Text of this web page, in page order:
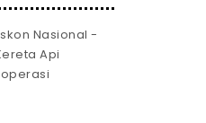
Nasional -
Api